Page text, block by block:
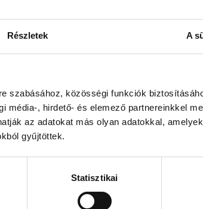
Részletek A
szabásához, közösségi funkciók
média-, hirdető- és elemező partnereinkkel
az adatokat más olyan adatokkal,
gyűjtöttek.
Statisztikai
Szoba
Jan Feb Már Ápr